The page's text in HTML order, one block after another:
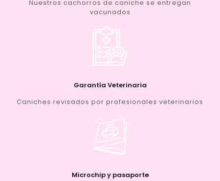
Nuestros cachorros de caniche se entregan
vacunados
Garantía Veterinaria
Caniches revisados por profesionales veterinarios
Microchip y pasaporte